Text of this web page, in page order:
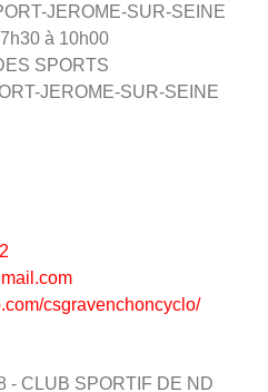
JEROME-SUR-SEINE
à 10h00
SPORTS
JEROME-SUR-SEINE
csgravenchoncyclo/
- CLUB SPORTIF DE ND